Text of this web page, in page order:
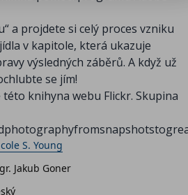
a projdete si celý proces vzniku
v kapitole, která ukazuje
výsledných záběrů. A když už
se jím!
knihyna webu Flickr. Skupina
S. Young
Jakub Goner